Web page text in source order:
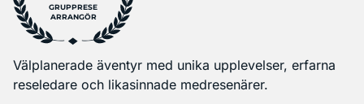
GRUPPRESE
ARRANGÖR
Välplanerade äventyr med unika upplevelser, erfarna
reseledare och likasinnade medresenärer.